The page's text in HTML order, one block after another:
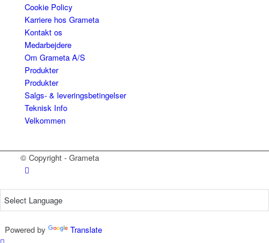
Cookie Policy
Karriere hos Grameta
Kontakt os
Medarbejdere
Om Grameta A/S
Produkter
Produkter
Salgs- & leveringsbetingelser
Teknisk Info
Velkommen
© Copyright - Grameta
Powered by Translate